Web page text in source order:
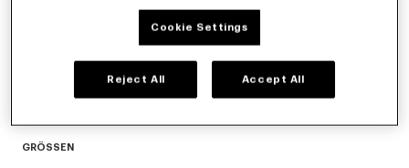
GRÖSSEN
Cookie Settings
Reject All Accept All